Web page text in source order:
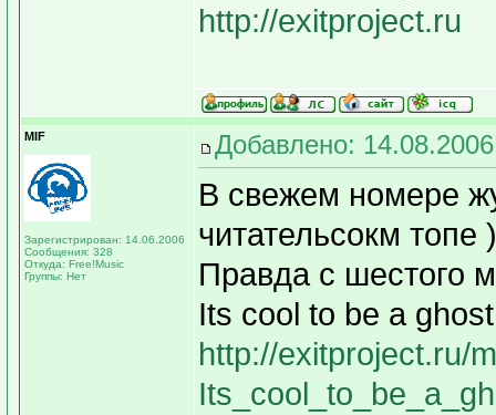
http://exitproject.ru
MIF
Зарегистрирован: 14.06.2006
Сообщения: 328
Откуда: Free!Music
Группы: Нет
Добавлено:
В свежем номере
читательсокм топе )
Правда с шестого
Its cool to be a ghost
http://exitproject.ru/